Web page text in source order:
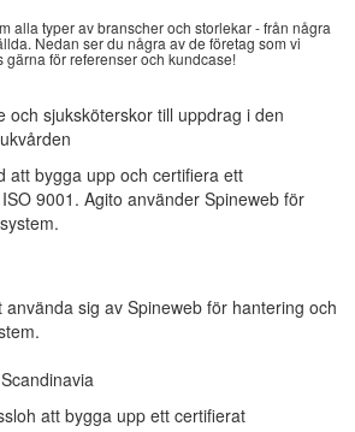
alla typer av branscher och storlekar - från några
Nedan ser du några av de företag som vi
gärna för referenser och kundcase!
och sjuksköterskor till uppdrag i den
att bygga upp och certifiera ett
9001. Agito använder Spineweb för
sig av Spineweb för hantering och
att bygga upp ett certifierat